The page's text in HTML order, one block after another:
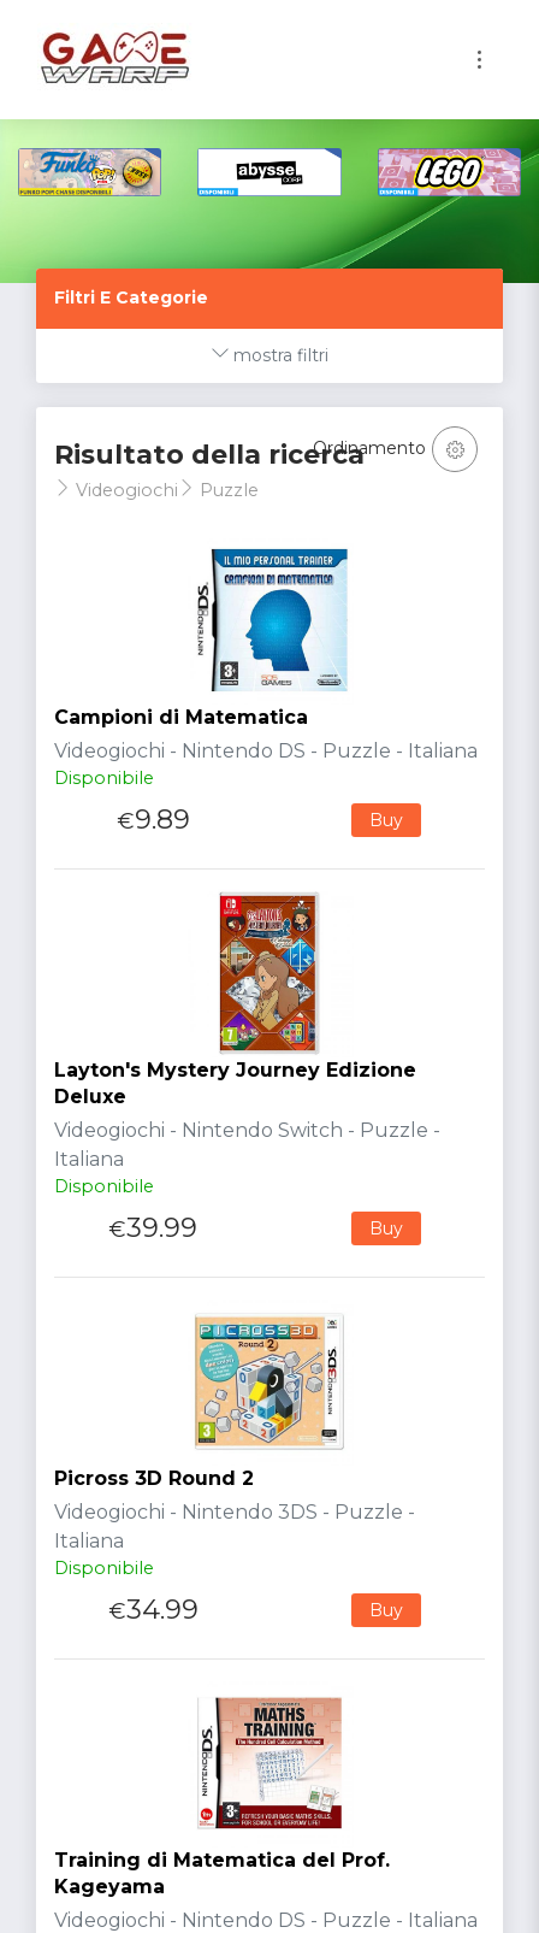
Filtri E Categorie
mostra filtri
Risultato della ricerca
Videogiochi Puzzle
Ordinamento
Campioni di Matematica
Videogiochi - Nintendo DS - Puzzle - Italiana
Disponibile
€9.89 Buy
Layton's Mystery Journey Edizione
Deluxe
Videogiochi - Nintendo Switch - Puzzle -
Italiana
Disponibile
€39.99 Buy
Picross 3D Round 2
Videogiochi - Nintendo 3DS - Puzzle -
Italiana
Disponibile
€34.99 Buy
Training di Matematica del Prof.
Kageyama
Videogiochi - Nintendo DS - Puzzle - Italiana